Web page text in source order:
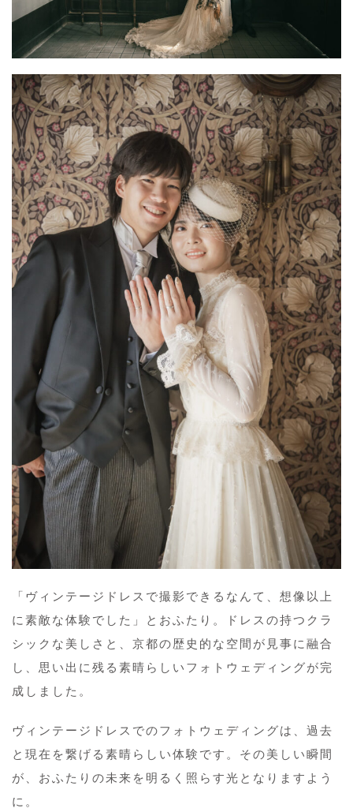
「ヴィンテージドレスで撮影できるなんて、想像以上
に素敵な体験でした」とおふたり。ドレスの持つクラ
シックな美しさと、京都の歴史的な空間が見事に融合
し、思い出に残る素晴らしいフォトウェディングが完
成しました。
ヴィンテージドレスでのフォトウェディングは、過去
と現在を繋げる素晴らしい体験です。その美しい瞬間
が、おふたりの未来を明るく照らす光となりますよう
に。